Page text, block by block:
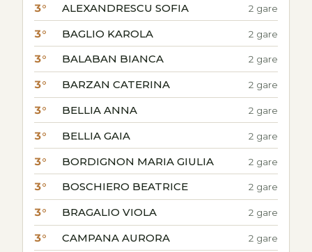
3° ALEXANDRESCU SOFIA 2 gare
3° BAGLIO KAROLA 2 gare
3° BALABAN BIANCA 2 gare
3° BARZAN CATERINA 2 gare
3° BELLIA ANNA 2 gare
3° BELLIA GAIA 2 gare
3° BORDIGNON MARIA GIULIA 2 gare
3° BOSCHIERO BEATRICE 2 gare
3° BRAGALIO VIOLA 2 gare
3° CAMPANA AURORA 2 gare